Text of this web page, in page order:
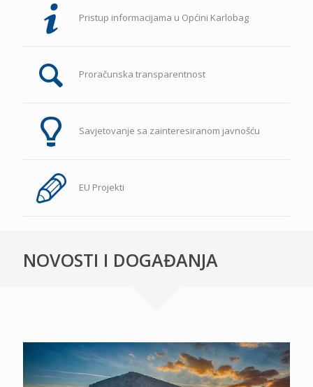
Pristup informacijama u Općini Karlobag
Proračunska transparentnost
Savjetovanje sa zainteresiranom javnošću
EU Projekti
NOVOSTI I DOGAĐANJA